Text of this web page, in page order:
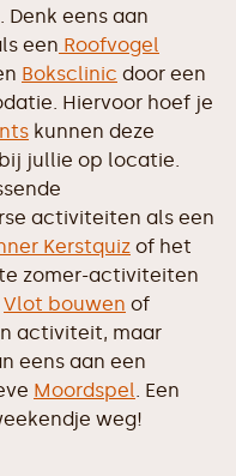
eens aan
een Roofvogel
Boksclinic door een
Hiervoor hoef je
kunnen deze
jullie op locatie.
activiteiten als een
Kerstquiz of het
zomer-activiteiten
Vlot bouwen of
activiteit, maar
eens aan een
Moordspel . Een
weg!